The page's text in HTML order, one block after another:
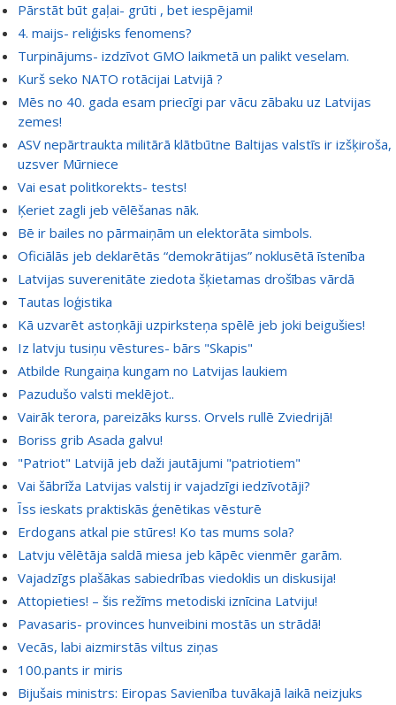
Pārstāt būt gaļai- grūti , bet iespējami!
4. maijs- reliģisks fenomens?
Turpinājums- izdzīvot GMO laikmetā un palikt veselam.
Kurš seko NATO rotācijai Latvijā ?
Mēs no 40. gada esam priecīgi par vācu zābaku uz Latvijas
zemes!
ASV nepārtraukta militārā klātbūtne Baltijas valstīs ir izšķiroša,
uzsver Mūrniece
Vai esat politkorekts- tests!
Ķeriet zagli jeb vēlēšanas nāk.
Bē ir bailes no pārmaiņām un elektorāta simbols.
Oficiālās jeb deklarētās “demokrātijas” noklusētā īstenība
Latvijas suverenitāte ziedota šķietamas drošības vārdā
Tautas loģistika
Kā uzvarēt astoņkāji uzpirksteņa spēlē jeb joki beigušies!
Iz latvju tusiņu vēstures- bārs "Skapis"
Atbilde Rungaiņa kungam no Latvijas laukiem
Pazudušo valsti meklējot..
Vairāk terora, pareizāks kurss. Orvels rullē Zviedrijā!
Boriss grib Asada galvu!
"Patriot" Latvijā jeb daži jautājumi "patriotiem"
Vai šābrīža Latvijas valstij ir vajadzīgi iedzīvotāji?
Īss ieskats praktiskās ģenētikas vēsturē
Erdogans atkal pie stūres! Ko tas mums sola?
Latvju vēlētāja saldā miesa jeb kāpēc vienmēr garām.
Vajadzīgs plašākas sabiedrības viedoklis un diskusija!
Attopieties! – šis režīms metodiski iznīcina Latviju!
Pavasaris- provinces hunveibini mostās un strādā!
Vecās, labi aizmirstās viltus ziņas
100.pants ir miris
Bijušais ministrs: Eiropas Savienība tuvākajā laikā neizjuks